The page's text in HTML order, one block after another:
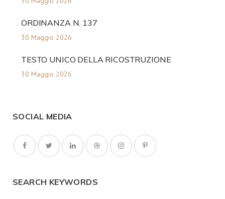
ORDINANZA N. 137
30 Maggio 2026
TESTO UNICO DELLA RICOSTRUZIONE
30 Maggio 2026
SOCIAL MEDIA
SEARCH KEYWORDS